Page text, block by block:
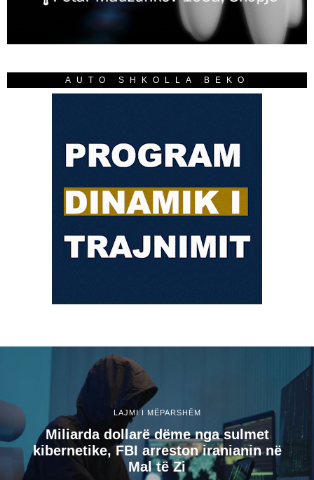
AUTO SHKOLLA BEKO
LAJMI I MËPARSHËM
Miliarda dollarë dëme nga sulmet
kibernetike, FBI arreston iranianin në
Mal të Zi